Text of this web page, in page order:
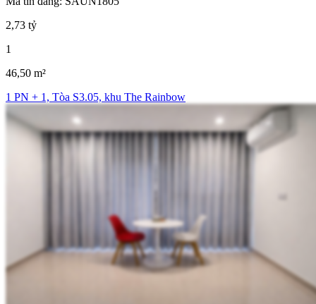
2,73 tỷ
1
46,50 m²
1 PN + 1, Tòa S3.05, khu The Rainbow